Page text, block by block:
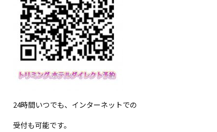
24時間いつでも、インターネットでの
受付も可能です。